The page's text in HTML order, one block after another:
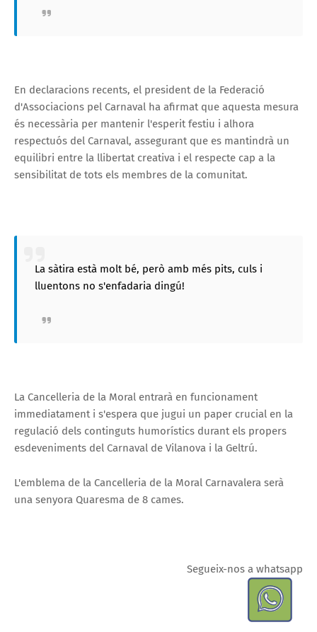
En declaracions recents, el president de la Federació
d'Associacions pel Carnaval ha afirmat que aquesta mesura
és necessària per mantenir l'esperit festiu i alhora
respectuós del Carnaval, assegurant que es mantindrà un
equilibri entre la llibertat creativa i el respecte cap a la
sensibilitat de tots els membres de la comunitat.
La sàtira està molt bé, però amb més pits, culs i
lluentons no s'enfadaria dingú!
La Cancelleria de la Moral entrarà en funcionament
immediatament i s'espera que jugui un paper crucial en la
regulació dels continguts humorístics durant els propers
esdeveniments del Carnaval de Vilanova i la Geltrú.
L'emblema de la Cancelleria de la Moral Carnavalera serà
una senyora Quaresma de 8 cames.
Segueix-nos a whatsapp